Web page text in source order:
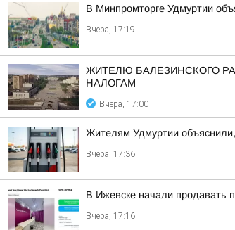
В Минпромторге Удмуртии
Вчера, 17:19
ЖИТЕЛЮ БАЛЕЗИНСКОГО
НАЛОГАМ
Вчера, 17:00
Жителям Удмуртии объяснили,
Вчера, 17:36
В Ижевске начали продавать
Вчера, 17:16